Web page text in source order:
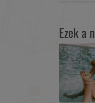
Ezek a